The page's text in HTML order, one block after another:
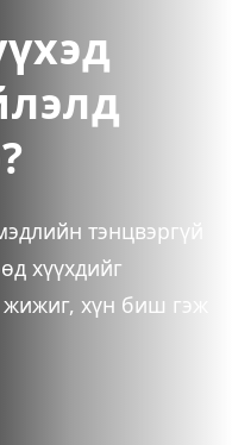
тэнцвэргүй
хүүхдийг
хүн биш гэж